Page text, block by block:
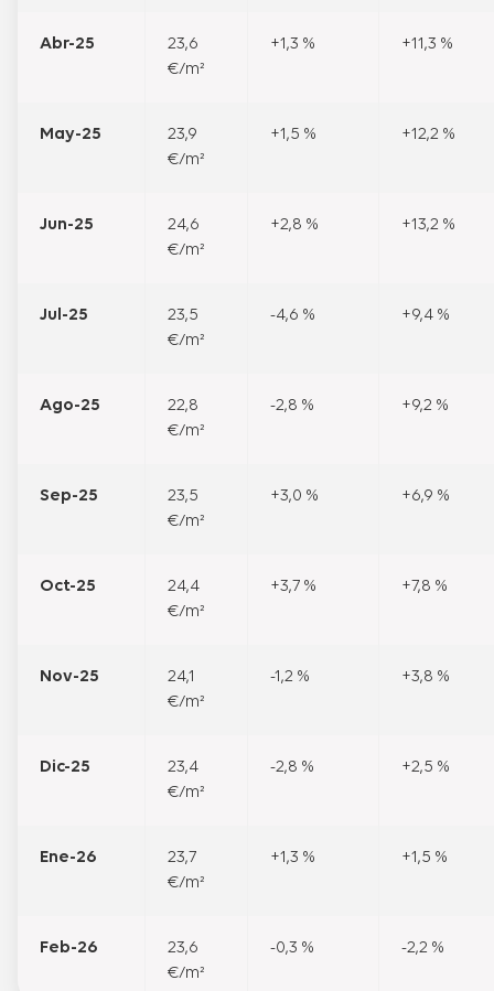
Abr-25
23,6
€/m²
+1,3 % +11,3 %
May-25
23,9
€/m²
+1,5 % +12,2 %
Jun-25
24,6
€/m²
+2,8 % +13,2 %
Jul-25
23,5
€/m²
-4,6 % +9,4 %
Ago-25
22,8
€/m²
-2,8 % +9,2 %
Sep-25
23,5
€/m²
+3,0 % +6,9 %
Oct-25
24,4
€/m²
+3,7 % +7,8 %
Nov-25
24,1
€/m²
-1,2 % +3,8 %
Dic-25
23,4
€/m²
-2,8 % +2,5 %
Ene-26
23,7
€/m²
+1,3 % +1,5 %
Feb-26
23,6
€/m²
-0,3 % -2,2 %